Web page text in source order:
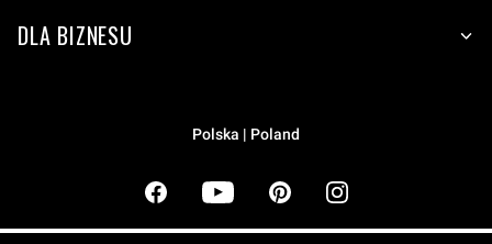
DLA BIZNESU
Polska | Poland